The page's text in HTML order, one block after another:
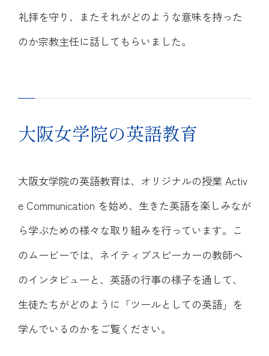
礼拝を守り、またそれがどのような意味を持った
のか宗教主任に話してもらいました。
大阪女学院の英語教育
大阪女学院の英語教育は、オリジナルの授業 Activ
e Communication を始め、生きた英語を楽しみなが
ら学ぶための様々な取り組みを行っています。こ
のムービーでは、ネイティブスピーカーの教師へ
のインタビューと、英語の行事の様子を通して、
生徒たちがどのように「ツールとしての英語」を
学んでいるのかをご覧ください。